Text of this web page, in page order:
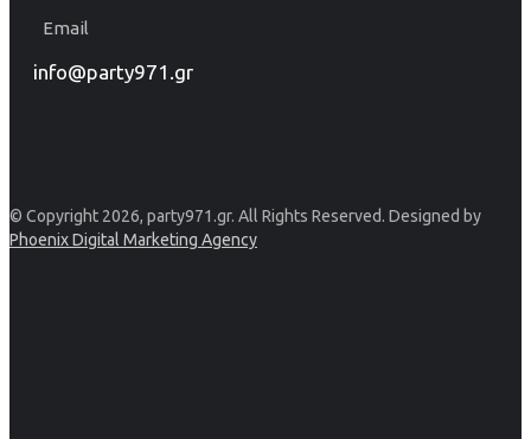
Email
info@party971.gr
© Copyright 2026, party971.gr. All Rights Reserved. Designed by
Phoenix Digital Marketing Agency